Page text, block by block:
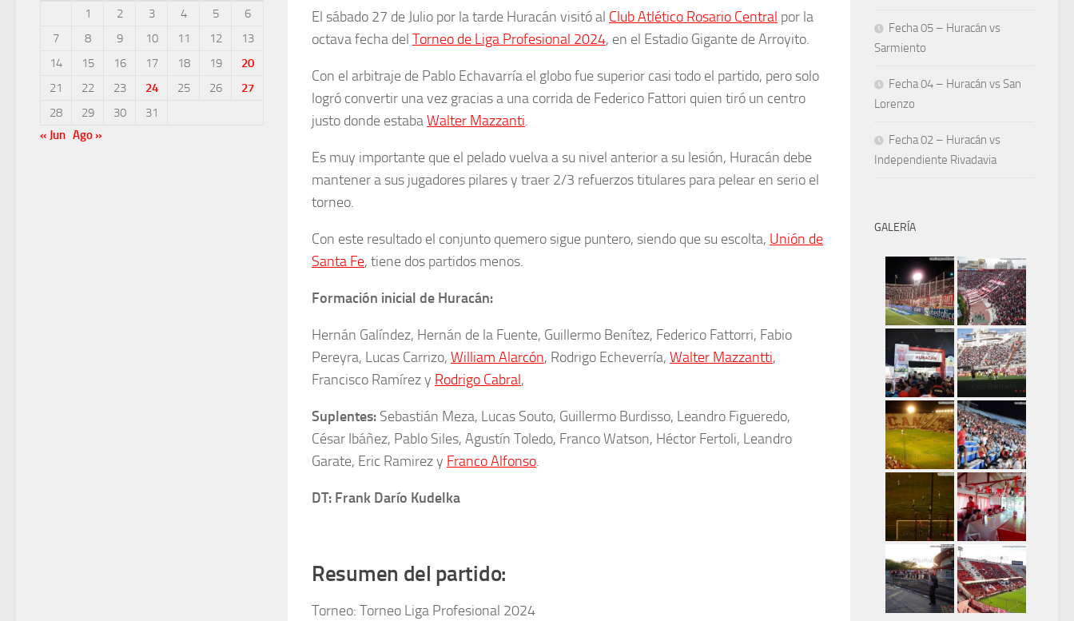
El sábado 27 de Julio por la tarde Huracán visitó al Club Atlético Rosario Central por la
octava fecha del Torneo de Liga Profesional 2024, en el Estadio Gigante de Arroyito.
Con el arbitraje de Pablo Echavarría el globo fue superior casi todo el partido, pero solo
logró convertir una vez gracias a una corrida de Federico Fattori quien tiró un centro
justo donde estabaWalter Mazzanti.
Es muy importante que el pelado vuelva a su nivel anterior a su lesión, Huracán debe
mantener a sus jugadores pilares y traer 2/3 refuerzos titulares para pelear en serio el
torneo.
Con este resultado el conjunto quemero sigue puntero, siendo que su escolta, Unión de
Santa Fe, tiene dos partidos menos.
Formación inicial de Huracán:
Hernán Galíndez, Hernán de la Fuente, Guillermo Benítez, Federico Fattorri, Fabio
Pereyra, Lucas Carrizo, William Alarcón, Rodrigo Echeverría, Walter Mazzantti,
Francisco Ramírez y Rodrigo Cabral,
Suplentes: Sebastián Meza, Lucas Souto, Guillermo Burdisso, Leandro Figueredo,
César Ibáñez, Pablo Siles, Agustín Toledo, Franco Watson, Héctor Fertoli, Leandro
Garate, Eric Ramirezy Franco Alfonso.
DT: Frank Darío Kudelka
Resumen del partido:
Torneo: Torneo Liga Profesional 2024
1
2 3 4 5
6
7
8 9 10 11 12
13
14
15 16 17 18 19
20
21
22 23 24 25 26
27
28
29 30
31
« Jun Ago »
Fecha 05 – Huracán vs
Sarmiento
Fecha 04 – Huracán vs San
Lorenzo
Fecha 02 – Huracán vs
Independiente Rivadavia
GALERÍA